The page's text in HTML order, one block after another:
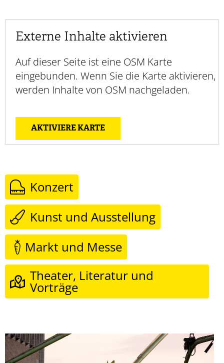
Externe Inhalte aktivieren
Auf dieser Seite ist eine OSM Karte
eingebunden. Wenn Sie die Karte aktivieren,
werden Inhalte von OSM nachgeladen.
AKTIVIERE KARTE
Konzert
Kunst und Ausstellung
Markt und Messe
Theater, Literatur und
Vorträge